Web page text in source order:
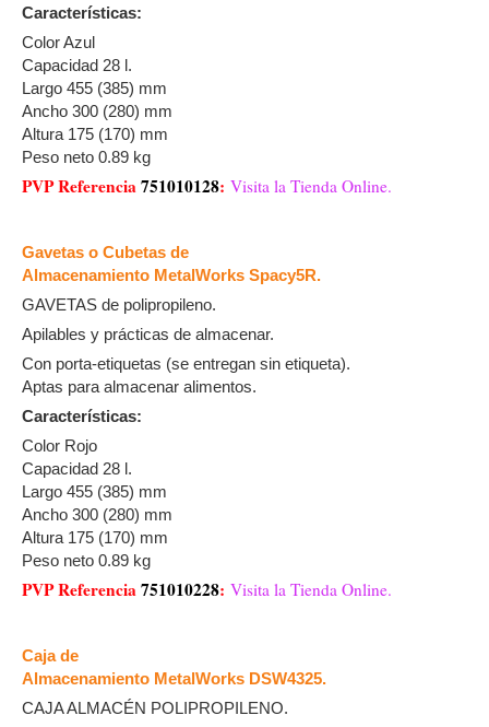
Características:
Color Azul
Capacidad 28 l.
Largo 455 (385) mm
Ancho 300 (280) mm
Altura 175 (170) mm
Peso neto 0.89 kg
PVP Referencia751010128: Visita la Tienda Online.
Gavetas o Cubetas de
Almacenamiento MetalWorks Spacy5R.
GAVETAS de polipropileno.
Apilables y prácticas de almacenar.
Con porta-etiquetas (se entregan sin etiqueta).
Aptas para almacenar alimentos.
Características:
Color Rojo
Capacidad 28 l.
Largo 455 (385) mm
Ancho 300 (280) mm
Altura 175 (170) mm
Peso neto 0.89 kg
PVP Referencia751010228: Visita la Tienda Online.
Caja de
Almacenamiento MetalWorks DSW4325.
CAJA ALMACÉN POLIPROPILENO.